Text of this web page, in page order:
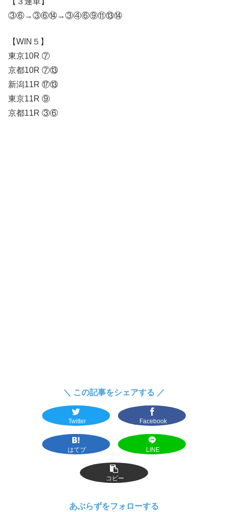
③⑥→③⑥⑭→③④⑥⑨⑪⑬⑭
【WIN５】
東京10R ⑦
京都10R ⑦⑬
新潟11R ⑰⑬
東京11R ⑨
京都11R ③⑥
＼ この記事をシェアする ／
Twitter Facebook
はてブ LINE
コピー
あぶらずをフォローする